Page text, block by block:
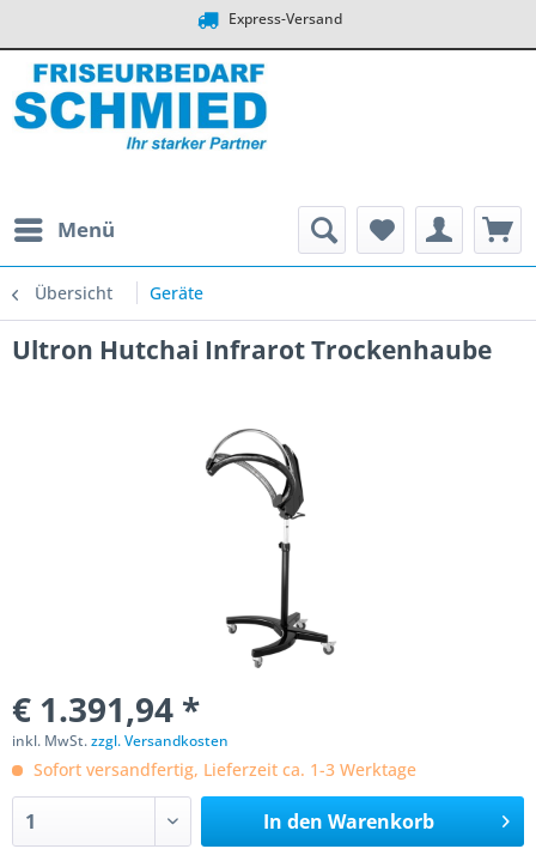
Express-Versand
Menü
Übersicht Geräte
Ultron Hutchai Infrarot Trockenhaube
€ 1.391,94 *
inkl. MwSt.zzgl. Versandkosten
Sofort versandfertig, Lieferzeit ca. 1-3 Werktage
In den Warenkorb